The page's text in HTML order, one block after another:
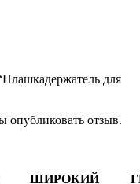
для
опубликовать отзыв.
ШИРОКИЙ